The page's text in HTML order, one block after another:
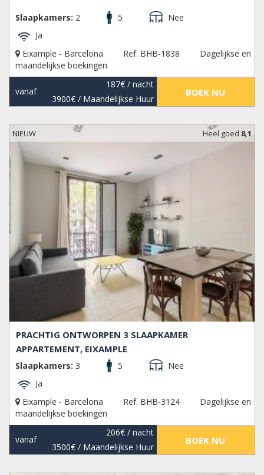
Slaapkamers: 2 5
Nee
Ja
Eixample - Barcelona
Ref. BHB-1838
Dagelijkse en
maandelijkse boekingen
vanaf
187€/ nacht
3900€/ Maandelijkse Huur
BOEK NU
NIEUW Heel goed 8,1
PRACHTIG ONTWORPEN 3 SLAAPKAMER
APPARTEMENT, EIXAMPLE
Slaapkamers: 3 5
Nee
Ja
Eixample - Barcelona
Ref. BHB-3124
Dagelijkse en
maandelijkse boekingen
vanaf
206€/ nacht
3500€/ Maandelijkse Huur
BOEK NU